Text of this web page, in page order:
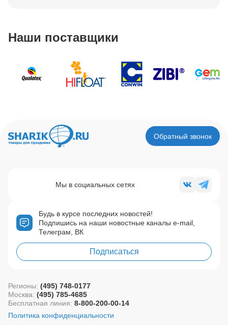
Наши поставщики
Обратный звонок
Будь в курсе последних новостей!
Подпишись на наши новостные каналы e-mail,
Телеграм, ВК
Подписаться
Мы в социальных сетях
Регионы: (495) 748-0177
Москва: (495) 785-4685
Бесплатная линия: 8-800-200-00-14
Политика конфиденциальности